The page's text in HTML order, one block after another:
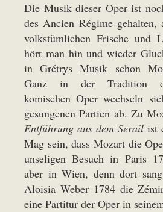
Die Musik dieser Oper ist
des Ancien Régime gehalten,
volkstümlichen Frische und
hört man hin und wieder
in Grétrys Musik schon
Ganz in der Tradition
komischen Oper wechseln
gesungenen Partien ab. Zu
Entführung aus dem Serail ist
Mag sein, dass Mozart die
unseligen Besuch in Paris
aber in Wien, denn dort
Aloisia Weber 1784 die
eine Partitur der Oper in